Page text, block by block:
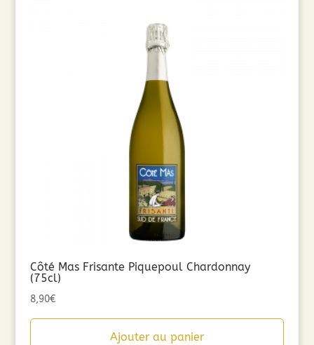
Côté Mas Frisante Piquepoul Chardonnay
(75cl)
8,90€
Ajouter au panier